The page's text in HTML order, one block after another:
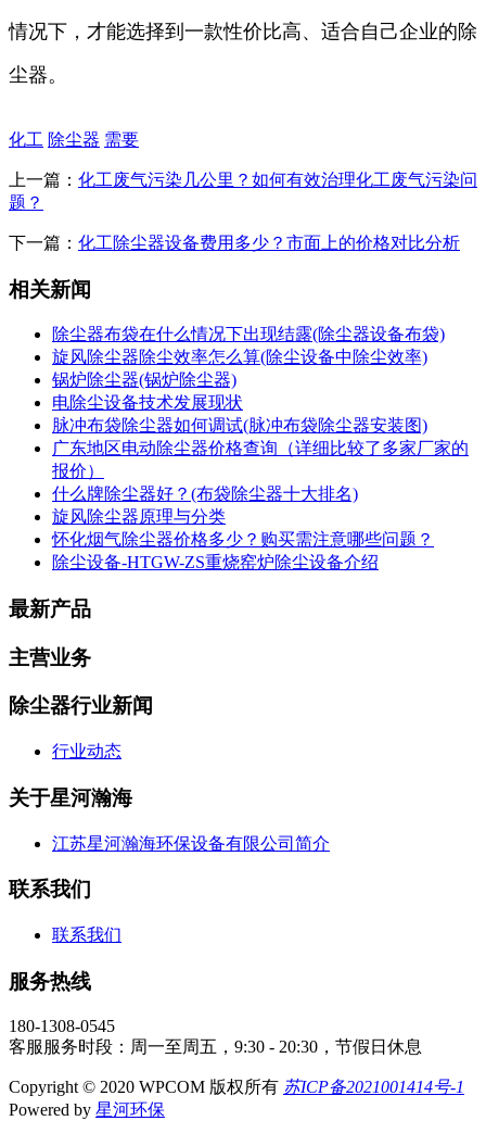
情况下，才能选择到一款性价比高、适合自己企业的除
尘器。
化工 除尘器 需要
上一篇： 化工废气污染几公里？如何有效治理化工废气污染问
题？
下一篇： 化工除尘器设备费用多少？市面上的价格对比分析
相关新闻
除尘器布袋在什么情况下出现结露(除尘器设备布袋)
旋风除尘器除尘效率怎么算(除尘设备中除尘效率)
锅炉除尘器(锅炉除尘器)
电除尘设备技术发展现状
脉冲布袋除尘器如何调试(脉冲布袋除尘器安装图)
广东地区电动除尘器价格查询（详细比较了多家厂家的
报价）
什么牌除尘器好？(布袋除尘器十大排名)
旋风除尘器原理与分类
怀化烟气除尘器价格多少？购买需注意哪些问题？
除尘设备-HTGW-ZS重烧窑炉除尘设备介绍
最新产品
主营业务
除尘器行业新闻
行业动态
关于星河瀚海
江苏星河瀚海环保设备有限公司简介
联系我们
联系我们
服务热线
180-1308-0545
客服服务时段：周一至周五，9:30 - 20:30，节假日休息
Copyright © 2020 WPCOM 版权所有 苏ICP备2021001414号-1
Powered by 星河环保